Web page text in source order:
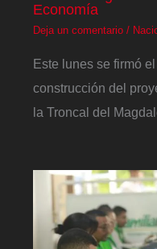
Economía
Deja un comentario /
Este lunes se firmó
construcción del
la Troncal del